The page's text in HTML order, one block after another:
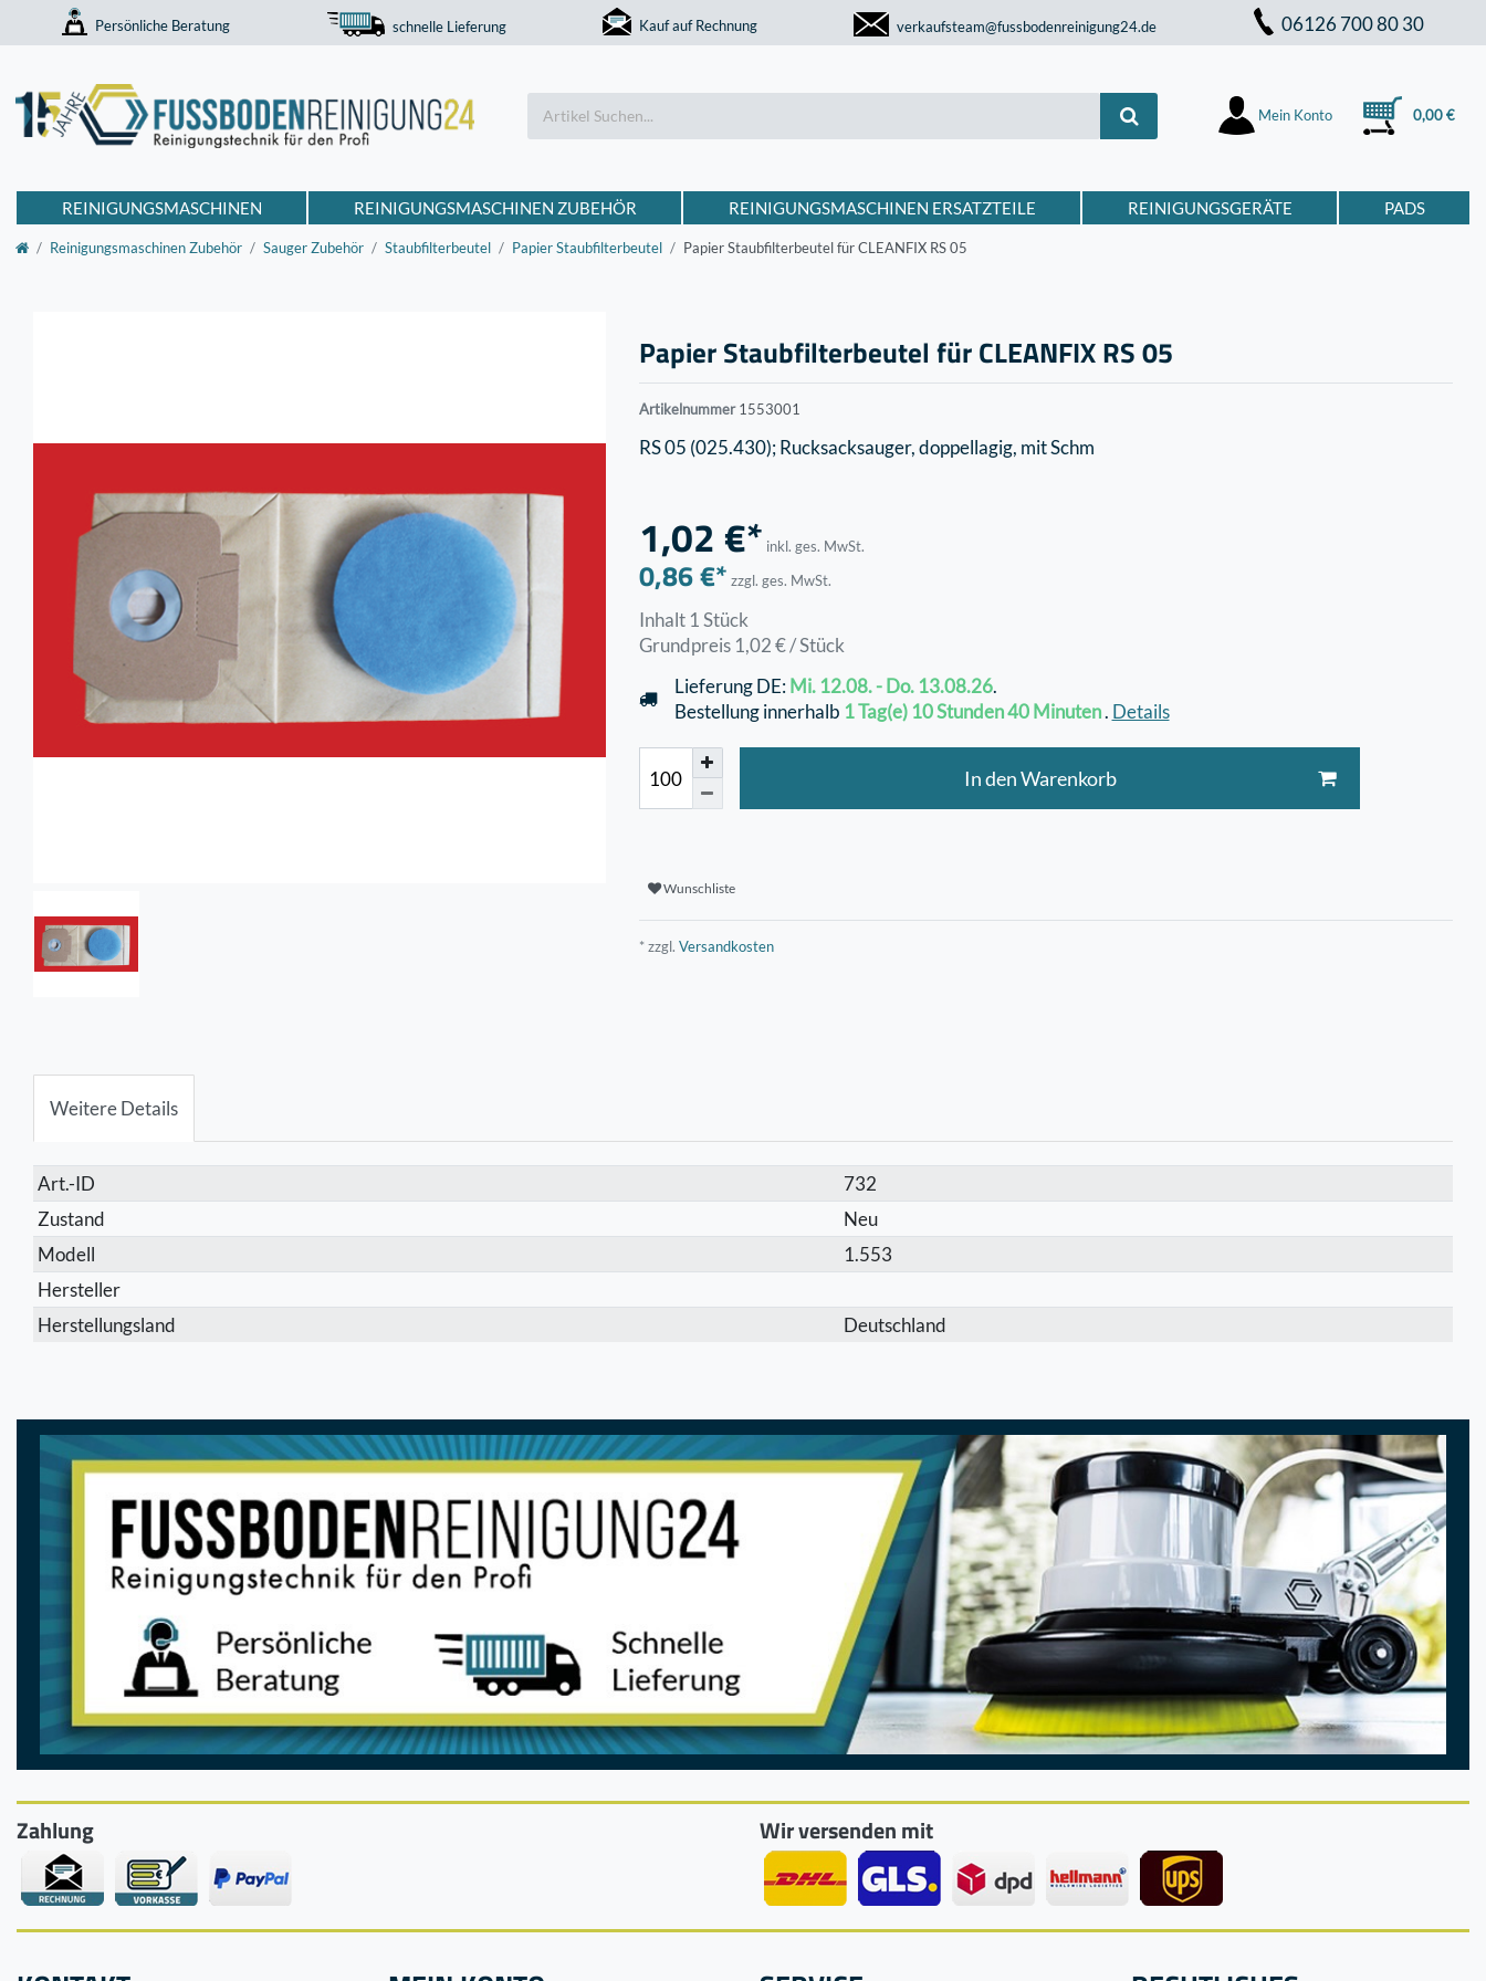
Persönliche Beratung schnelle Lieferung Kauf auf Rechnung verkaufsteam@fussbodenreinigung24.de 06126 700 80 30
Mein Konto 0,00 €
REINIGUNGSMASCHINEN REINIGUNGSMASCHINEN ZUBEHÖR REINIGUNGSMASCHINEN ERSATZTEILE REINIGUNGSGERÄTE PADS
Reinigungsmaschinen Zubehör Sauger Zubehör Staubfilterbeutel Papier Staubfilterbeutel Papier Staubfilterbeutel für CLEANFIX RS 05
Papier Staubfilterbeutel für CLEANFIX RS 05
Artikelnummer1553001
RS 05 (025.430); Rucksacksauger, doppellagig, mit Schm
1,02 €* inkl. ges. MwSt.
0,86 €* zzgl. ges. MwSt.
Inhalt 1Stück
Grundpreis 1,02 € / Stück
Lieferung DE:Mi. 12.08. - Do. 13.08.26.
Bestellung innerhalb 1 Tag(e) 10 Stunden40 Minuten. Details
In den Warenkorb
Wunschliste
* zzgl. Versandkosten
Weitere Details
Technisches
Merkmal
Wert
Art.-ID
732
Zustand
Neu
Modell
1.553
Hersteller
Herstellungsland
Deutschland
Zahlung Wir versenden mit